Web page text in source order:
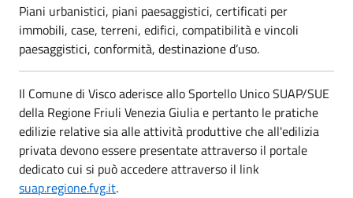
Piani urbanistici, piani paesaggistici, certificati per
immobili, case, terreni, edifici, compatibilità e vincoli
paesaggistici, conformità, destinazione d’uso.
Il Comune di Visco aderisce allo Sportello Unico SUAP/SUE
della Regione Friuli Venezia Giulia e pertanto le pratiche
edilizie relative sia alle attività produttive che all'edilizia
privata devono essere presentate attraverso il portale
dedicato cui si può accedere attraverso il link
suap.regione.fvg.it.